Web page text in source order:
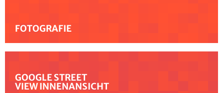
FOTOGRAFIE
GOOGLE STREET
VIEW INNENANSICHT